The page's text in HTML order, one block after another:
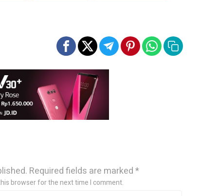
Required fields are marked*
browser for the next time I comment.